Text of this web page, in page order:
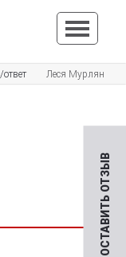
ОСТАВИТЬ ОТЗЫВ
ответ Леся Мурлян